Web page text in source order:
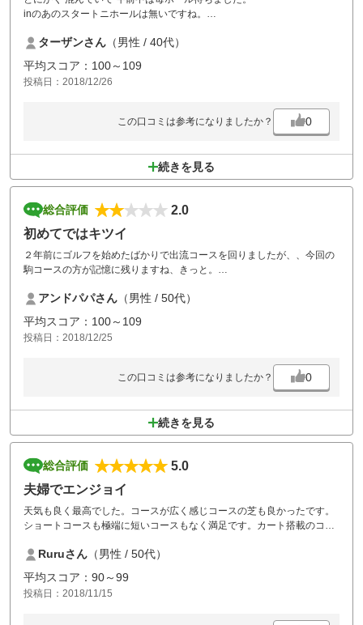
inのあのスタートニホールは無いですね。
ボールをかなり無くしました。 全て1ペナ の理由が分かりました。 途
中、前進二打 の表示ありウケました。
コスパは良いと思います。 ボール代 加味しなければ。
ターザンさん （男性 / 40代）
平均スコア：100～109
投稿日：2018/12/26
この口コミは参考になりましたか？ 0
続きを見る
総合評価
2.0
初めてではキツイ
２年前にゴルフを始めたばかりで出流コースを回りましたが、、今回の
駒コースの方が記憶に残りますね、きっと。
私のような下手な人間がお邪魔するコースではありません。
暫くお邪魔することもないでしょう。
アンドパパさん （男性 / 50代）
平均スコア：100～109
投稿日：2018/12/25
この口コミは参考になりましたか？ 0
続きを見る
総合評価
5.0
夫婦でエンジョイ
天気も良く最高でした。コースが広く感じコースの芝も良かったです。
ショートコースも極端に短いコースもなく満足です。カート搭載のコー
満足してます。料金も平日だったので、リーズナブルにできました。。
また、近いうちに、再プレーを望んでいます。
Ruruさん （男性 / 50代）
平均スコア：90～99
投稿日：2018/11/15